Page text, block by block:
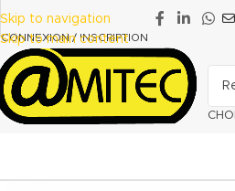
Skip to navigation
Skip to main content
CONNEXION / INSCRIPTION